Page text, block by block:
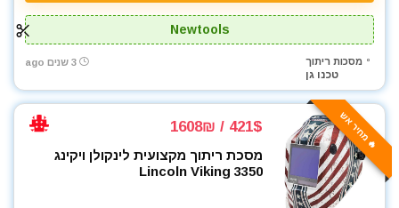
Newtools
מסכות ריתוך
טכנו גן
3 שנים ago
🔥 מחיר אש 421$ / 1608₪
מסכת ריתוך מקצועית לינקולן ויקינג
Lincoln Viking 3350